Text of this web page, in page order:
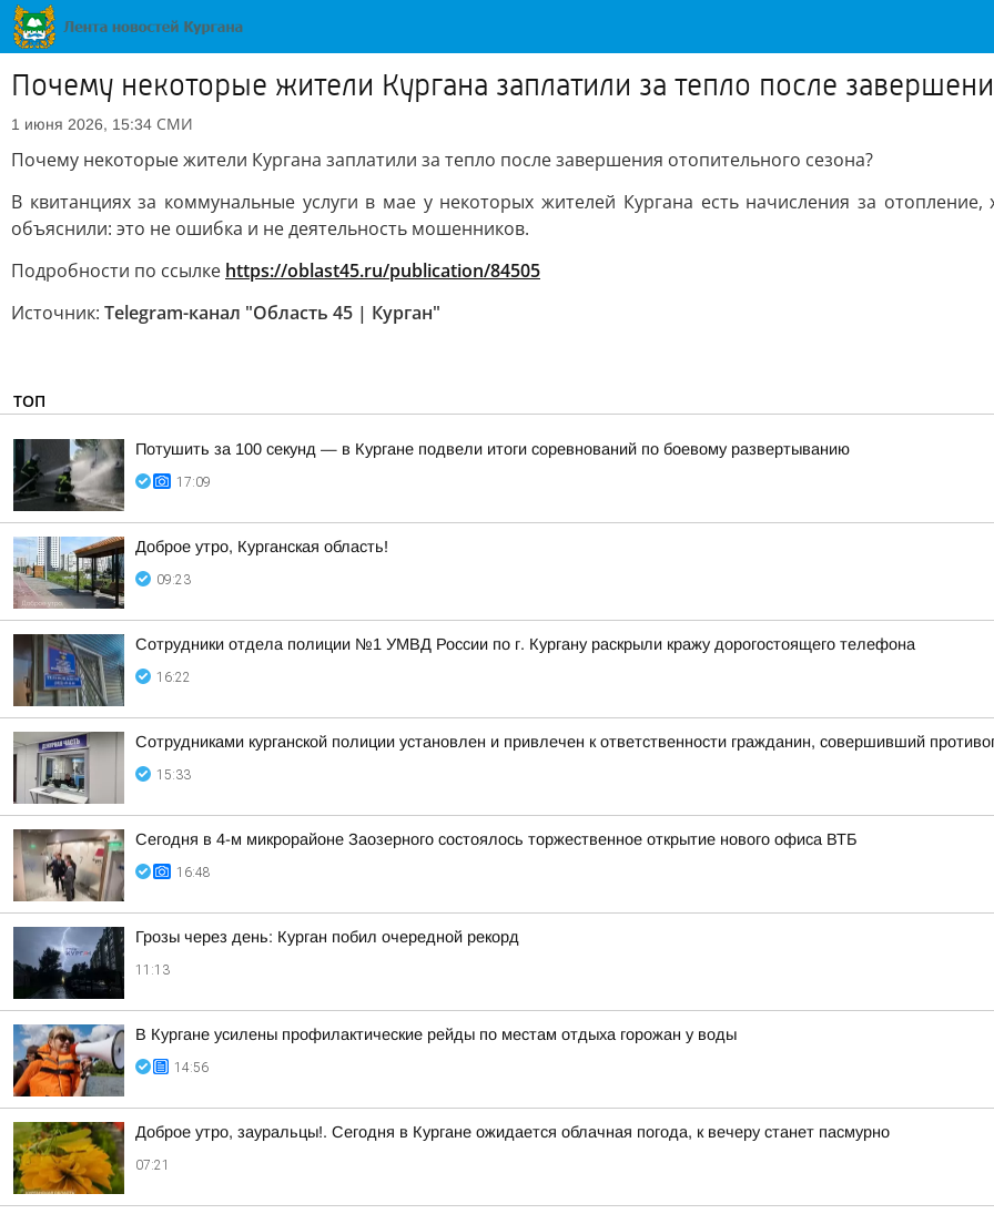
Почему некоторые жители Кургана заплатили за тепло после
1 июня 2026, 15:34 СМИ
Почему некоторые жители Кургана заплатили за тепло после завершения отопительного сезона?
В квитанциях за коммунальные услуги в мае у некоторых жителей Кургана есть начисления за
объяснили: это не ошибка и не деятельность мошенников.
Подробности по ссылке https://oblast45.ru/publication/84505
Источник: Telegram-канал "Область 45 | Курган"
ТОП
Потушить за 100 секунд — в Кургане подвели итоги соревнований по боевому развертыванию
17:09
Доброе утро, Курганская область!
09:23
Сотрудники отдела полиции №1 УМВД России по г. Кургану раскрыли кражу дорогостоящего телефона
16:22
Сотрудниками курганской полиции установлен и привлечен к ответственности гражданин, совершивший
15:33
Сегодня в 4-м микрорайоне Заозерного состоялось торжественное открытие нового офиса ВТБ
16:48
Грозы через день: Курган побил очередной рекорд
11:13
В Кургане усилены профилактические рейды по местам отдыха горожан у воды
14:56
Доброе утро, зауральцы!. Сегодня в Кургане ожидается облачная погода, к вечеру станет пасмурно
07:21